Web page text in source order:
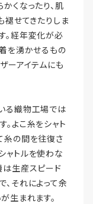
くなったり、肌
褪せてきたりしま
。経年変化が必
を湧かせるもの
ーアイテムにも
る織物工場では
よこ糸をシャト
糸の間を往復さ
ャトルを使わな
は生産スピード
それによって余
生まれます。